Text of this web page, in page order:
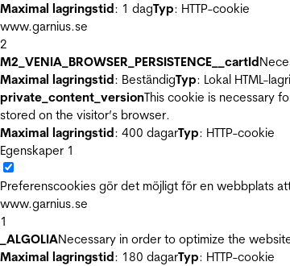
Maximal lagringstid: 1 dagTyp: HTTP-cookie
www.garnius.se
2
M2_VENIA_BROWSER_PERSISTENCE__cartId
Maximal lagringstid: BeständigTyp: Lokal HTML-
private_content_versionThis cookie is necessary
stored on the visitor’s browser.
Maximal lagringstid: 400 dagarTyp: HTTP-cookie
Egenskaper 1
Preferenscookies gör det möjligt för en webbplats
www.garnius.se
1
_ALGOLIANecessary in order to optimize the
Maximal lagringstid: 180 dagarTyp: HTTP-cookie